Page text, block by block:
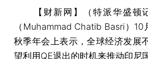
【财新网】（特派华盛顿
（Muhammad Chatib Basri）
秋季年会上表示，全球经济发展
望利用QE退出的时机来推动印尼